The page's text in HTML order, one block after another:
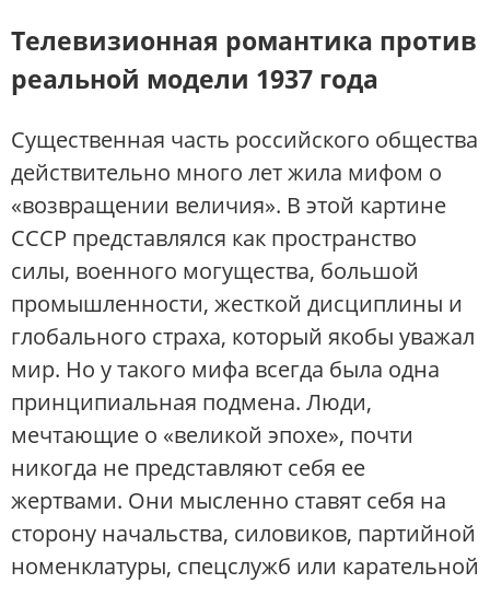
Телевизионная романтика против
реальной модели 1937 года
Существенная часть российского общества
действительно много лет жила мифом о
«возвращении величия». В этой картине
СССР представлялся как пространство
силы, военного могущества, большой
промышленности, жесткой дисциплины и
глобального страха, который якобы уважал
мир. Но у такого мифа всегда была одна
принципиальная подмена. Люди,
мечтающие о «великой эпохе», почти
никогда не представляют себя ее
жертвами. Они мысленно ставят себя на
сторону начальства, силовиков, партийной
номенклатуры, спецслужб или карательной